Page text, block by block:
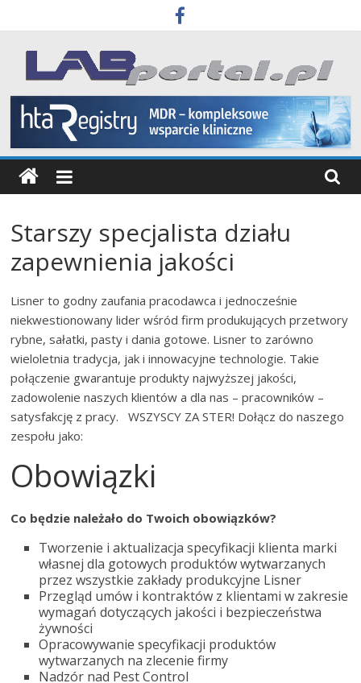
to
content
Labportal
Laboratoria
Aparatura
Badania
Starszy specjalista działu
zapewnienia jakości
Lisner to godny zaufania pracodawca i jednocześnie
niekwestionowany lider wśród firm produkujących przetwory
rybne, sałatki, pasty i dania gotowe. Lisner to zarówno
wieloletnia tradycja, jak i innowacyjne technologie. Takie
połączenie gwarantuje produkty najwyższej jakości,
zadowolenie naszych klientów a dla nas – pracowników –
satysfakcję z pracy. WSZYSCY ZA STER! Dołącz do naszego
zespołu jako:
Obowiązki
Co będzie należało do Twoich obowiązków?
Tworzenie i aktualizacja specyfikacji klienta marki
własnej dla gotowych produktów wytwarzanych
przez wszystkie zakłady produkcyjne Lisner
Przegląd umów i kontraktów z klientami w zakresie
wymagań dotyczących jakości i bezpieczeństwa
żywności
Opracowywanie specyfikacji produktów
wytwarzanych na zlecenie firmy
Nadzór nad Pest Control